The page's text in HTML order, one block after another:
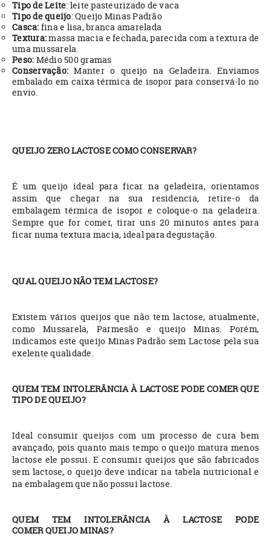
Tipo de Leite: leite pasteurizado de vaca
Tipo de queijo: Queijo Minas Padrão
Casca: fina e lisa, branca amarelada
Textura:massa macia e fechada, parecida com a textura de
uma mussarela.
Peso: Médio 500 gramas
Conservação: Manter o queijo na Geladeira. Enviamos
embalado em caixa térmica de isopor para conservá-lo no
envio.
QUEIJO ZERO LACTOSE COMO CONSERVAR?
É um queijo ideal para ficar na geladeira, orientamos
assim que chegar na sua residencia, retire-o da
embalagem térmica de isopor e coloque-o na geladeira.
Sempre que for comer, tirar uns 20 minutos antes para
ficar numa textura macia, ideal para degustação.
QUAL QUEIJO NÃO TEM LACTOSE?
Existem vários queijos que não tem lactose, atualmente,
como Mussarela, Parmesão e queijo Minas. Porém,
indicamos este queijo Minas Padrão sem Lactose pela sua
exelente qualidade.
QUEM TEM INTOLERÂNCIA À LACTOSE PODE COMER QUE
TIPO DE QUEIJO?
Ideal consumir queijos com um processo de cura bem
avançado, pois quanto mais tempo o queijo matura menos
lactose ele possui. E consumir queijos que são fabricados
sem lactose, o queijo deve indicar na tabela nutricional e
na embalagem que não possui lactose.
QUEM TEM INTOLERÂNCIA À LACTOSE PODE
COMER QUEIJO MINAS?